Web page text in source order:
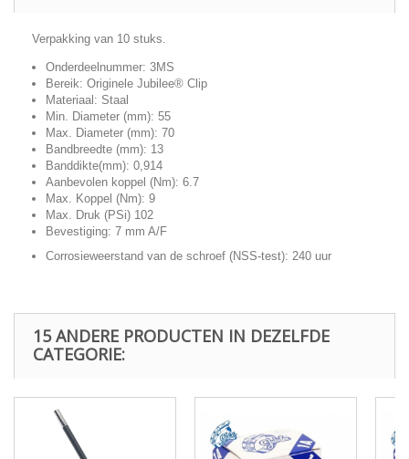
Verpakking van 10 stuks.
Onderdeelnummer: 3MS
Bereik: Originele Jubilee® Clip
Materiaal: Staal
Min. Diameter (mm): 55
Max. Diameter (mm): 70
Bandbreedte (mm): 13
Banddikte(mm): 0,914
Aanbevolen koppel (Nm): 6.7
Max. Koppel (Nm): 9
Max. Druk (PSi) 102
Bevestiging: 7 mm A/F
Corrosieweerstand van de schroef (NSS-test): 240 uur
15 ANDERE PRODUCTEN IN DEZELFDE
CATEGORIE: